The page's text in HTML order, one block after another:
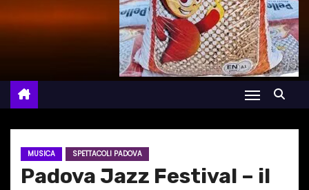
MUSICA SPETTACOLI PADOVA
Padova Jazz Festival – il